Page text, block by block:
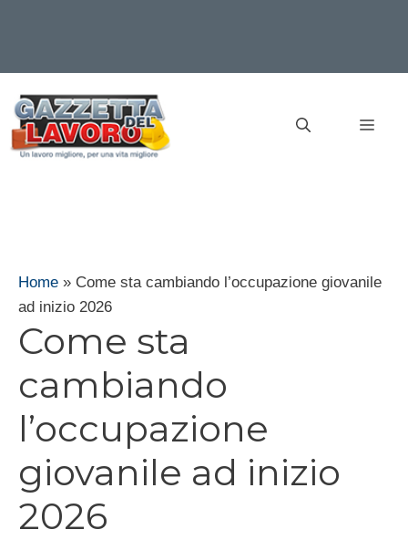
contenuto
Home » Come sta cambiando l’occupazione giovanile
ad inizio 2026
Come sta
cambiando
l’occupazione
giovanile ad inizio
2026